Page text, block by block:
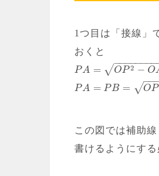
1つ目は「接線」
おくと
PA = OP 2 − O
−−−−−−−−
√
PA = PB = OP
−−
√
この図では補助
書けるようにする